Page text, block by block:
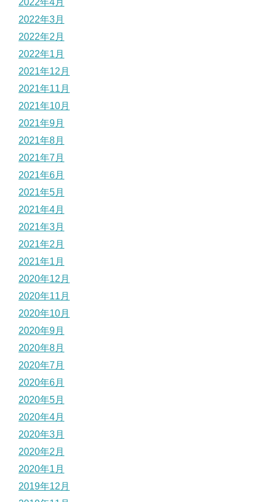
2022年3月
2022年2月
2022年1月
2021年12月
2021年11月
2021年10月
2021年9月
2021年8月
2021年7月
2021年6月
2021年5月
2021年4月
2021年3月
2021年2月
2021年1月
2020年12月
2020年11月
2020年10月
2020年9月
2020年8月
2020年7月
2020年6月
2020年5月
2020年4月
2020年3月
2020年2月
2020年1月
2019年12月